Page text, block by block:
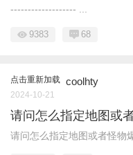
------------------- ...
9383 68
点击重新加载 coolhty
2024-10-21
请问怎么指定地图或
请问怎么指定地图或者怪物